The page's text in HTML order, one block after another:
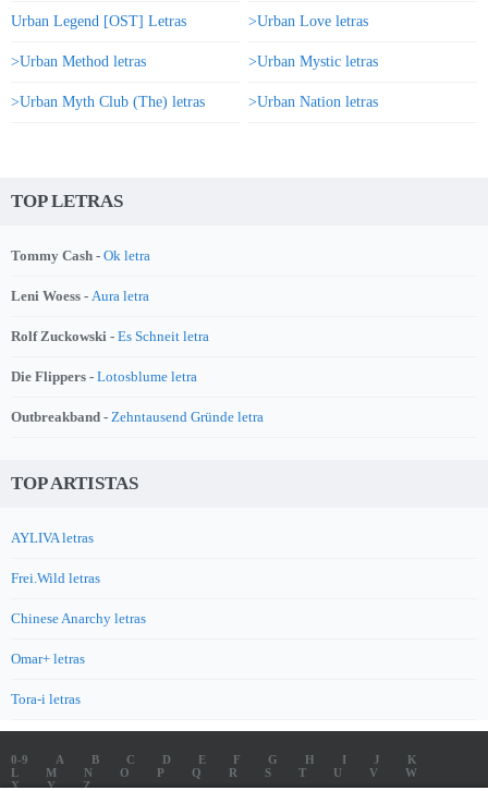
Urban Legend [OST] Letras >Urban Love letras
>Urban Method letras >Urban Mystic letras
>Urban Myth Club (The) letras >Urban Nation letras
TOP LETRAS
Tommy Cash - Ok letra
Leni Woess - Aura letra
Rolf Zuckowski - Es Schneit letra
Die Flippers - Lotosblume letra
Outbreakband - Zehntausend Gründe letra
TOP ARTISTAS
AYLIVA letras
Frei.Wild letras
Chinese Anarchy letras
Omar+ letras
Tora-i letras
0-9 A B C D E F G H I J
K
L
M N O P Q R S T U V
W
X
Y Z